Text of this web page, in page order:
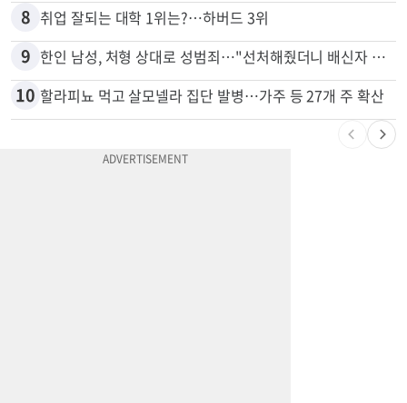
8 취업 잘되는 대학 1위는?…하버드 3위
9 한인 남성, 처형 상대로 성범죄…"선처해줬더니 배신자 취급"
10 할라피뇨 먹고 살모넬라 집단 발병…가주 등 27개 주 확산